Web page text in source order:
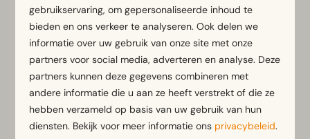
Vrolijk en eigentijds interieur
Ruim terras met tuinset
vr 7 - ma 10 augustus
Grote Vakantie Deals
Zomervakantie
Bekijken
Boek
gebruikservaring, om gepersonaliseerde inhoud te
bieden en ons verkeer te analyseren. Ook delen we
informatie over uw gebruik van onze site met onze
partners voor social media, adverteren en analyse. Deze
partners kunnen deze gegevens combineren met
andere informatie die u aan ze heeft verstrekt of die ze
hebben verzameld op basis van uw gebruik van hun
diensten. Bekijk voor meer informatie ons privacybeleid.